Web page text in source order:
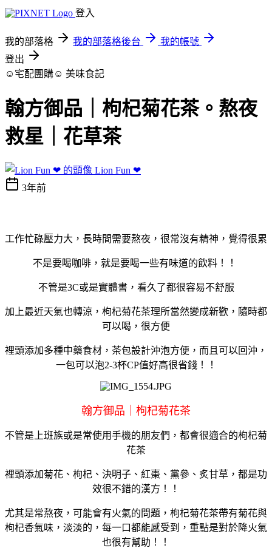
登入
我的部落格 我的部落格後台
我的帳號
登出
☺宅配團購☺ 美味食記
翰方御品｜枸杞菊花茶。熬夜
救星｜花草茶
Lion Fun ❤
3年前
工作忙碌壓力大，長時間需要熬夜，很常沒有精神，覺得很累
不是要喝咖啡，就是要喝一些有味道的飲料！！
不管是3C或是實體書，看久了都很容易不舒服
加上最近天氣也轉涼，枸杞菊花茶理所當然變成新歡，隨時都
可以喝，很方便
裡頭添加多種中藥食材，茶包設計沖泡方便，而且可以回沖，
一包可以泡2-3杯CP值好高很省錢！！
翰方御品｜枸杞菊花茶
不管是上班族或是常使用手機的朋友們，都會很適合的枸杞菊
花茶
裡頭添加菊花、枸杞、決明子、紅棗、黨參、炙甘草，都是功
效很不錯的漢方！！
尤其是常熬夜，可能會有火氣的問題，枸杞菊花茶帶有菊花與
枸杞香氣味，淡淡的，每一口都能感受到，重點是對於降火氣
也很有幫助！！